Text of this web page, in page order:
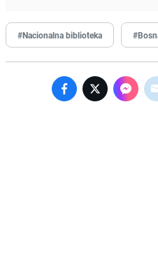
#Nacionalna biblioteka